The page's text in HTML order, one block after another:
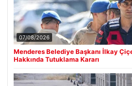
07/08/2026
Menderes Belediye Başkanı İlkay
Hakkında Tutuklama Kararı